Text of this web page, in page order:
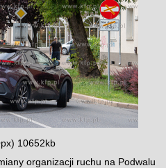
10652kb
organizacji ruchu na Podwalu